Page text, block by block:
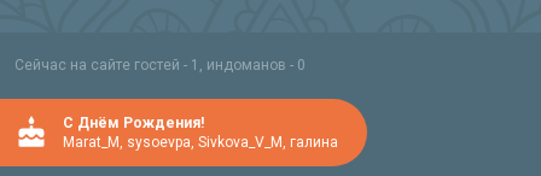
Сейчас на сайте гостей - 1, индоманов - 0
C Днём Рождения!
Marat_M, sysoevpa, Sivkova_V_M, галина